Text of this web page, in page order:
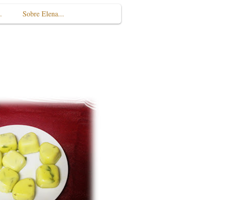
Sobre Elena...